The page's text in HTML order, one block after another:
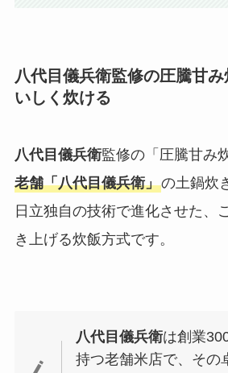
八代目儀兵衛監修の圧騰甘
いしく炊ける
八代目儀兵衛監修の「圧騰甘み
老舗「八代目儀兵衛」の土鍋炊
日立独自の技術で進化させた、
き上げる炊飯方式です。
八代目儀兵衛は創業
持つ老舗米店で、その